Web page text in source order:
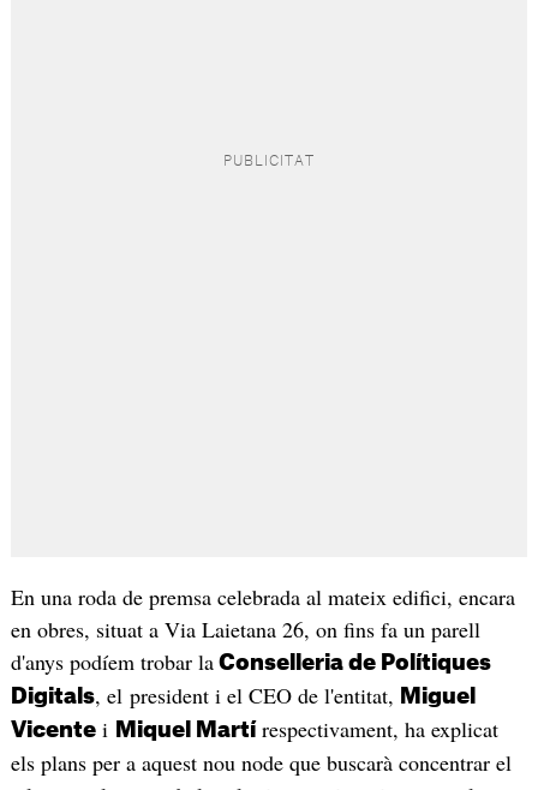
En una roda de premsa celebrada al mateix edifici, encara
en obres, situat a Via Laietana 26, on fins fa un parell
d'anys podíem trobar laConselleria de Polítiques
Digitals, el president i el CEO de l'entitat, Miguel
Vicentei Miquel Martírespectivament, ha explicat
els plans per a aquest nou node que buscarà concentrar el